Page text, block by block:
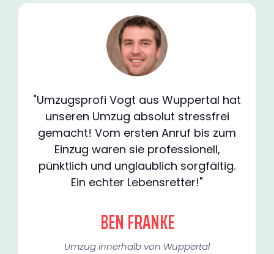
"Umzugsprofi Vogt aus Wuppertal hat
unseren Umzug absolut stressfrei
gemacht! Vom ersten Anruf bis zum
Einzug waren sie professionell,
pünktlich und unglaublich sorgfältig.
Ein echter Lebensretter!"
BEN FRANKE
Umzug innerhalb von Wuppertal​